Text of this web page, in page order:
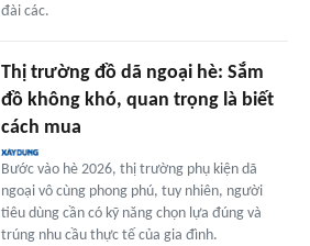
đài các.
Thị trường đồ dã ngoại hè: Sắm
đồ không khó, quan trọng là biết
cách mua
Bước vào hè 2026, thị trường phụ kiện dã
ngoại vô cùng phong phú, tuy nhiên, người
tiêu dùng cần có kỹ năng chọn lựa đúng và
trúng nhu cầu thực tế của gia đình.